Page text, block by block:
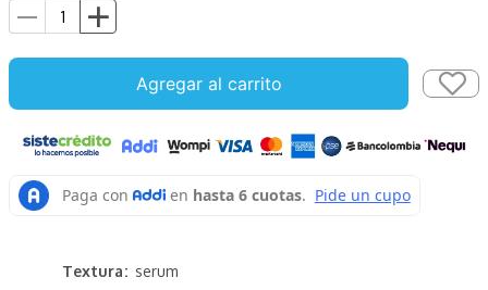
Agregar al carrito
Textura serum